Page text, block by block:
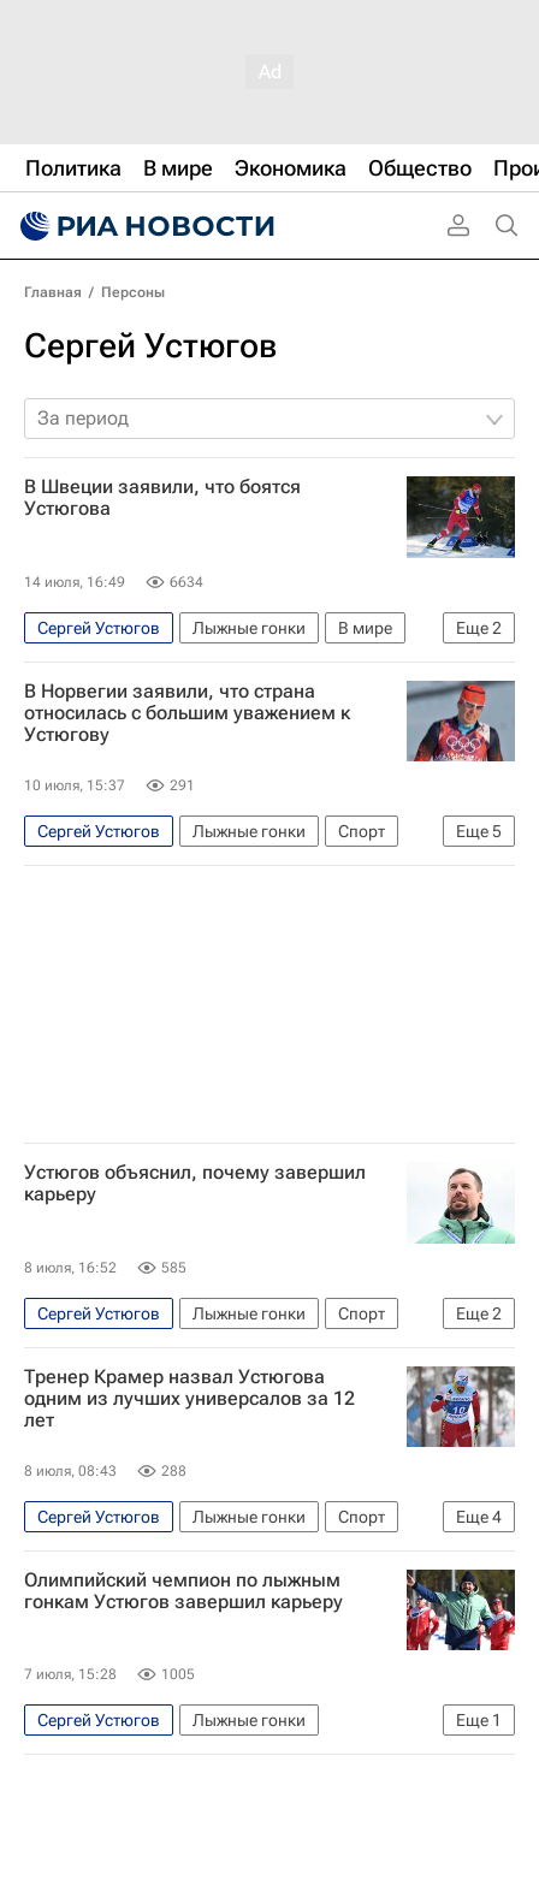
Политика В мире Экономика Общество
Главная / Персоны
Сергей Устюгов
За период
В Швеции заявили, что боятся
Устюгова
14 июля, 16:49 6634
Еще2
Сергей Устюгов Лыжные гонки
В мире
Елена Вяльбе
Маркус Хельнер
В Норвегии заявили, что страна
относилась с большим уважением к
Устюгову
10 июля, 15:37 291
Еще5
Сергей Устюгов Лыжные гонки
Спорт
Норвегия
Россия
Елена Вяльбе
Устюгов объяснил, почему завершил
карьеру
8 июля, 16:52 585
Еще2
Сергей Устюгов Лыжные гонки
Спорт
Россия
Лыжные виды спорта
Тренер Крамер назвал Устюгова
одним из лучших универсалов за 12
лет
8 июля, 08:43 288
Еще4
Сергей Устюгов Лыжные гонки
Спорт
Россия
Маркус Крамер
Елена Вяльбе
Международный олимпийский комитет (МОК)
Олимпийский чемпион по лыжным
гонкам Устюгов завершил карьеру
7 июля, 15:28 1005
Еще 1
Сергей Устюгов
Лыжные гонки
Елена Вяльбе